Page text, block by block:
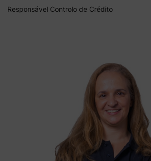
Responsável Controlo de Crédito